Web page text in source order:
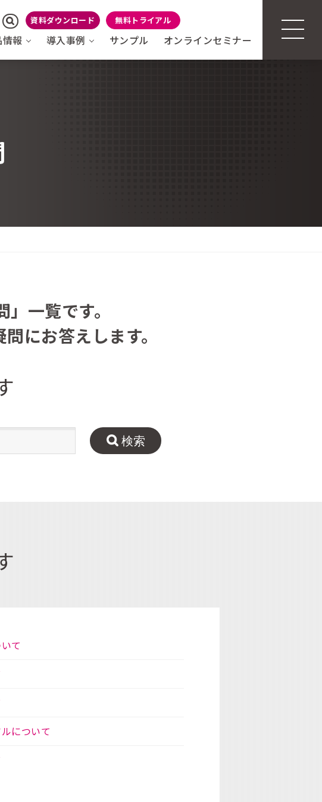
資料ダウンロード 無料トライアル
情報 導入事例 サンプル オンラインセミナー
一覧です。
にお答えします。
検索
て
について